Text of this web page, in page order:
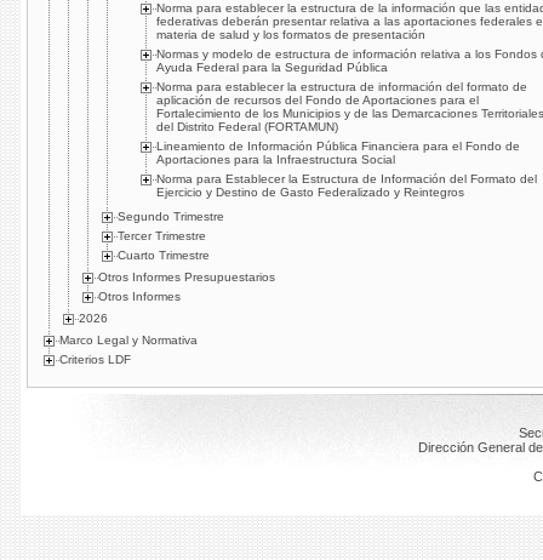
Norma para establecer la estructura de la información que las
federativas deberán presentar relativa a las aportaciones federales
materia de salud y los formatos de presentación
Normas y modelo de estructura de información relativa a los Fondos
Ayuda Federal para la Seguridad Pública
Norma para establecer la estructura de información del formato de
aplicación de recursos del Fondo de Aportaciones para el
Fortalecimiento de los Municipios y de las Demarcaciones Territoriales
del Distrito Federal (FORTAMUN)
Lineamiento de Información Pública Financiera para el Fondo de
Aportaciones para la Infraestructura Social
Norma para Establecer la Estructura de Información del Formato del
Ejercicio y Destino de Gasto Federalizado y Reintegros
Segundo Trimestre
Tercer Trimestre
Cuarto Trimestre
Otros Informes Presupuestarios
Otros Informes
2026
Marco Legal y Normativa
Criterios LDF
Dirección General